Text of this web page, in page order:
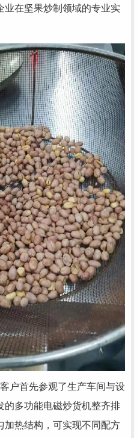
业在坚果炒制领域的专业实
户首先参观了生产车间与设
的多功能电磁炒货机整齐排
加热结构，可实现不同配方